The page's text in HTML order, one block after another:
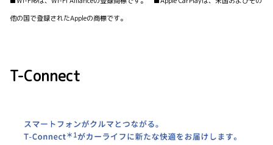
他の国で登録されたAppleの商標です。
T-Connect